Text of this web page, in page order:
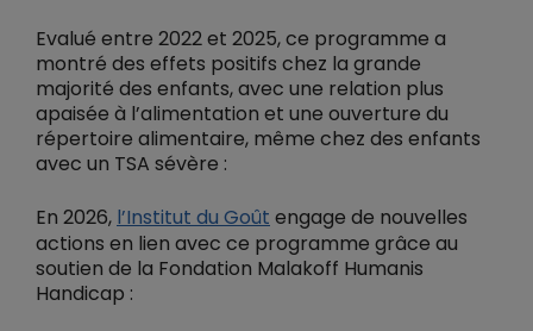
Evalué entre 2022 et 2025, ce programme a
montré des effets positifs chez la grande
majorité des enfants, avec une relation plus
apaisée à l’alimentation et une ouverture du
répertoire alimentaire, même chez des enfants
avec un TSA sévère :
En 2026, l’Institut du Goût engage de nouvelles
actions en lien avec ce programme grâce au
soutien de la Fondation Malakoff Humanis
Handicap :